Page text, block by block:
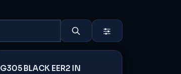
G305 BLACK EER2 IN